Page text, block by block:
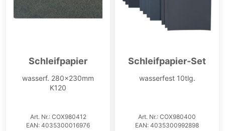
Schleifpapier
wasserf. 280x230mm
K120
Art. Nr.: COX980412
EAN: 4035300016976
Schleifpapier-Set
wasserfest 10tlg.
Art. Nr.: COX980400
EAN: 4035300992898